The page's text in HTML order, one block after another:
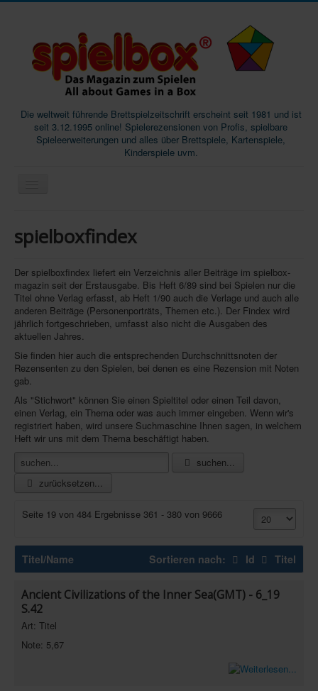
Die weltweit führende Brettspielzeitschrift erscheint seit 1981 und ist
seit 3.12.1995 online! Spielerezensionen von Profis, spielbare
Spieleerweiterungen und alles über Brettspiele, Kartenspiele,
Kinderspiele uvm.
Magazine
Abos/Subscriptions
Podcast
SpieleMag
Infos
Shop
Download spielbox Special 2025
Newsletter
Spieledatenbank
Premium login
Neuheiten-New Games
Köpfe-Heads
Branchen-/Wirtschaftsnews
Crowdfunding
Veranstaltungen-Events
spielboxfindex
Der spielboxfindex liefert ein Verzeichnis aller Beiträge im spielbox-
magazin seit der Erstausgabe. Bis Heft 6/89 sind bei Spielen nur die
Titel ohne Verlag erfasst, ab Heft 1/90 auch die Verlage und auch alle
anderen Beiträge (Personenporträts, Themen etc.). Der Findex wird
jährlich fortgeschrieben, umfasst also nicht die Ausgaben des
aktuellen Jahres.
Sie finden hier auch die entsprechenden Durchschnittsnoten der
Rezensenten zu den Spielen, bei denen es eine Rezension mit Noten
gab.
Als "Stichwort" können Sie einen Spieltitel oder einen Teil davon,
einen Verlag, ein Thema oder was auch immer eingeben. Wenn wir's
registriert haben, wird unsere Suchmaschine Ihnen sagen, in welchem
Heft wir uns mit dem Thema beschäftigt haben.
suchen...
zurücksetzen...
Seite 19 von 484 Ergebnisse 361 - 380 von 9666
Titel/Name Sortieren nach: Id Titel
Ancient Civilizations of the Inner Sea(GMT) - 6_19
S.42
Art: Titel
Note: 5,67